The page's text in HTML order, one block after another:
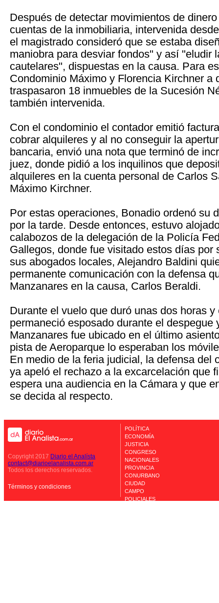
Después de detectar movimientos de
cuentas de la inmobiliaria, intervenida
el magistrado consideró que se estaba
maniobra para desviar fondos" y así "eludir
cautelares", dispuestas en la causa. Para
Condominio Máximo y Florencia Kirchner a
traspasaron 18 inmuebles de la Sucesión
también intervenida.
Con el condominio el contador emitió
cobrar alquileres y al no conseguir la
bancaria, envió una nota que terminó de
juez, donde pidió a los inquilinos que
alquileres en la cuenta personal de Carlos
Máximo Kirchner.
Por estas operaciones, Bonadio ordenó su
por la tarde. Desde entonces, estuvo
calabozos de la delegación de la Policía
Gallegos, donde fue visitado estos días por
sus abogados locales, Alejandro Baldini
permanente comunicación con la defensa
Manzanares en la causa, Carlos Beraldi.
Durante el vuelo que duró unas dos horas
permaneció esposado durante el despegue
Manzanares fue ubicado en el último
pista de Aeroparque lo esperaban los
En medio de la feria judicial, la defensa del
ya apeló el rechazo a la excarcelación que
espera una audiencia en la Cámara y que
se decida al respecto.
Copyright 2017 Diario el Analísta
contact@diarioelanalista.com.ar
Todos los derechos reservados.
Términos y condiciones
POLÍTICA
ECONOMÍA
JUSTICIA
CONGRESO
NACIONALES
PROVINCIA
CONURBANO
CIUDAD
CAMPO
POLICIALES